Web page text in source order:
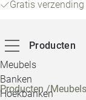
Gratis
Producten
Meubels
Banken
Hoekbanken
Producten/Meubels